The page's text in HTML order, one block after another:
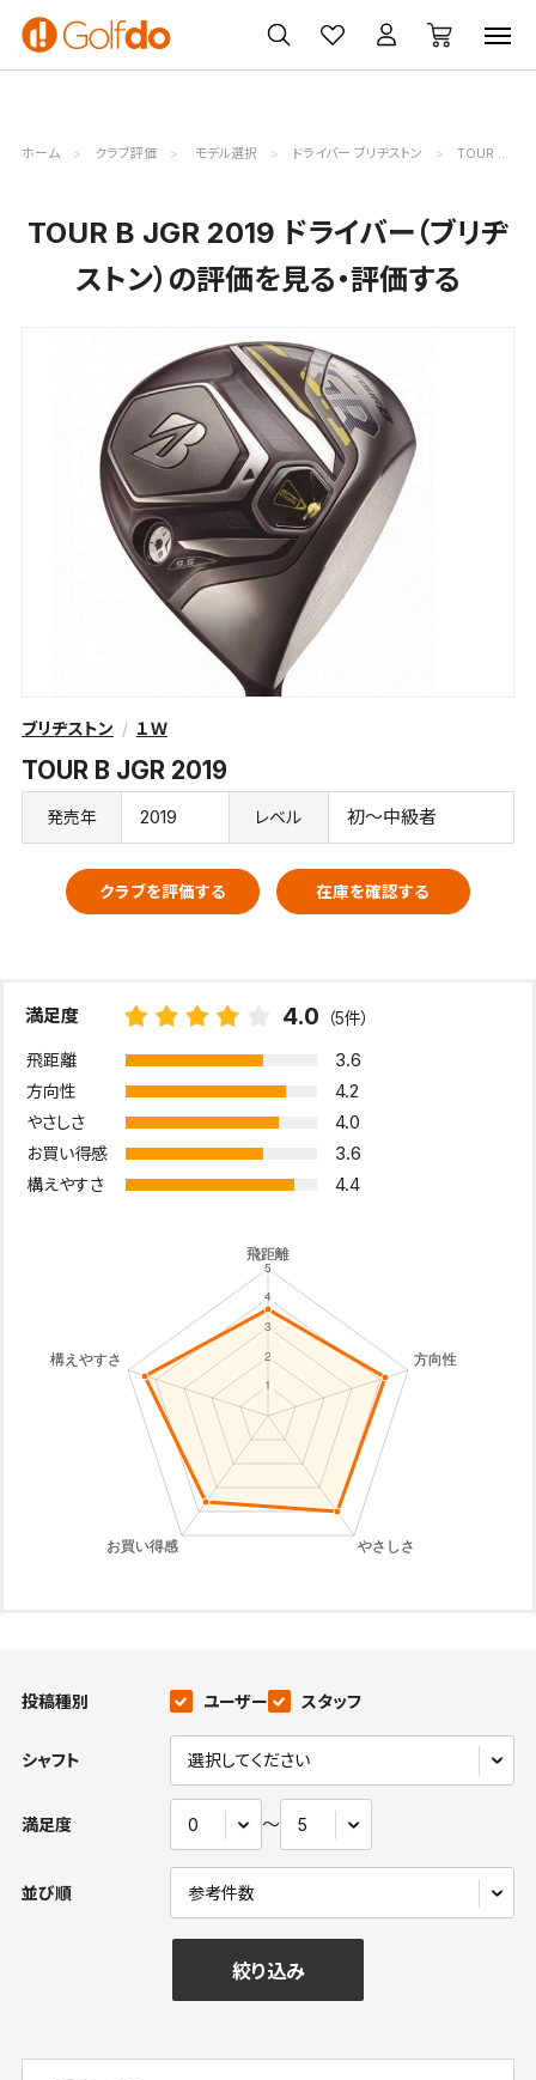
ゴルフ
クラブ
ゴルフ用品
買取
無料査定
クーポン
一覧
ホーム クラブ評価 モデル選択 ドライバー ブリヂストン TOUR B JGR 2019評価詳細
TOUR B JGR 2019 ドライバー（ブリヂ
ストン）の評価を見る・評価する
ブリヂストン １Ｗ
TOUR B JGR 2019
発売年 2019 レベル 初～中級者
クラブを評価する 在庫を確認する
満足度 4.0 （5件）
飛距離 3.6
方向性 4.2
やさしさ 4.0
お買い得感 3.6
構えやすさ 4.4
投稿種別 ユーザー スタッフ
シャフト
満足度 〜
並び順
絞り込み